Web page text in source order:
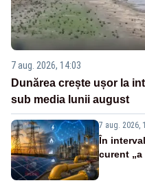
7 aug. 2026, 14:03
Dunărea crește ușor la
sub media lunii august
7 aug. 2026,
În
curent „a